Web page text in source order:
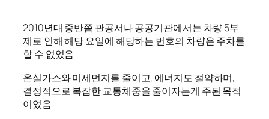
2010년대 중반쯤 관공서나 공공기관에서는 차량 5부
제로 인해 해당 요일에 해당하는 번호의 차량은 주차를
할 수 없었음
온실가스와 미세먼지를 줄이고, 에너지도 절약하며,
결정적으로 복잡한 교통체중을 줄이자는게 주된 목적
이었음